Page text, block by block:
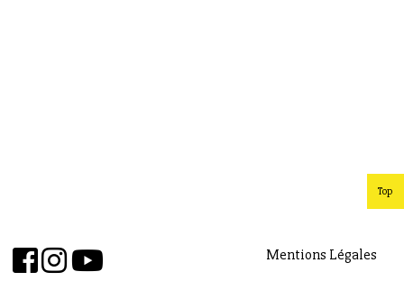
Mentions Légales
Top